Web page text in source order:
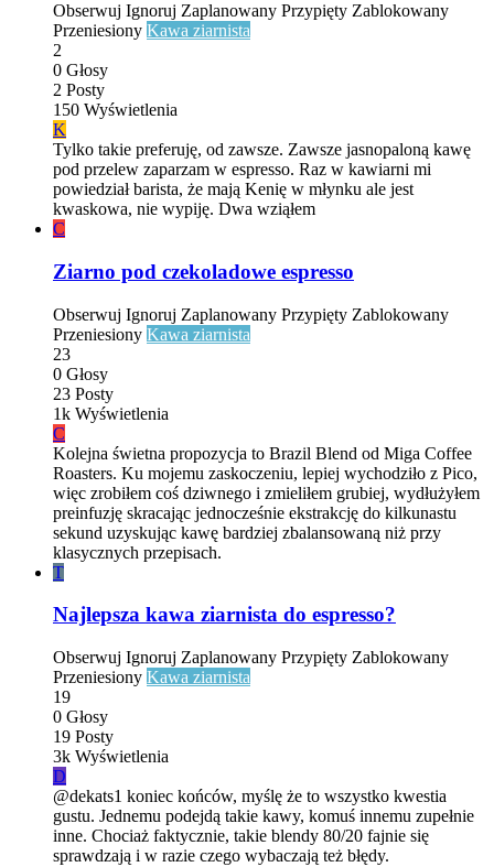
Obserwuj Ignoruj Zaplanowany Przypięty Zablokowany
Przeniesiony Kawa ziarnista
2
0 Głosy
2 Posty
150 Wyświetlenia
K
Tylko takie preferuję, od zawsze. Zawsze jasnopaloną kawę
pod przelew zaparzam w espresso. Raz w kawiarni mi
powiedział barista, że mają Kenię w młynku ale jest
kwaskowa, nie wypiję. Dwa wziąłem
C
Ziarno pod czekoladowe espresso
Obserwuj Ignoruj Zaplanowany Przypięty Zablokowany
Przeniesiony Kawa ziarnista
23
0 Głosy
23 Posty
1k Wyświetlenia
C
Kolejna świetna propozycja to Brazil Blend od Miga Coffee
Roasters. Ku mojemu zaskoczeniu, lepiej wychodziło z Pico,
więc zrobiłem coś dziwnego i zmieliłem grubiej, wydłużyłem
preinfuzję skracając jednocześnie ekstrakcję do kilkunastu
sekund uzyskując kawę bardziej zbalansowaną niż przy
klasycznych przepisach.
T
Najlepsza kawa ziarnista do espresso?
Obserwuj Ignoruj Zaplanowany Przypięty Zablokowany
Przeniesiony Kawa ziarnista
19
0 Głosy
19 Posty
3k Wyświetlenia
D
@dekats1 koniec końców, myślę że to wszystko kwestia
gustu. Jednemu podejdą takie kawy, komuś innemu zupełnie
inne. Chociaż faktycznie, takie blendy 80/20 fajnie się
sprawdzają i w razie czego wybaczają też błędy.